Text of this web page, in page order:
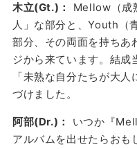
木立(Gt.)：
Mellow（成
人」な部分と、Youth（
部分、その両面を持ちあ
ジから来ています。結成
「未熟な自分たちが大
づけました。
阿部(Dr.)：
いつか『
アルバムを出せたらおも